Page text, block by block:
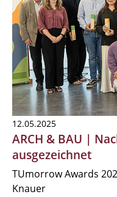
12.05.2025
ARCH & BAU |
ausgezeichnet
TUmorrow Awards
Knauer